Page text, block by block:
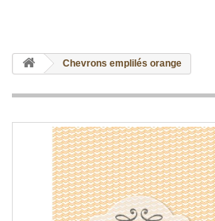
Chevrons emplilés orange